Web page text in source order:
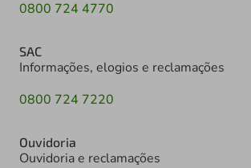
0800 724 4770
SAC
Informações, elogios e reclamações
0800 724 7220
Ouvidoria
Ouvidoria e reclamações